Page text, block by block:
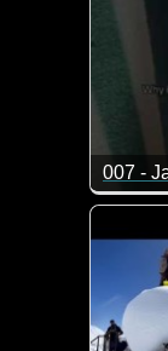
007 -
Big